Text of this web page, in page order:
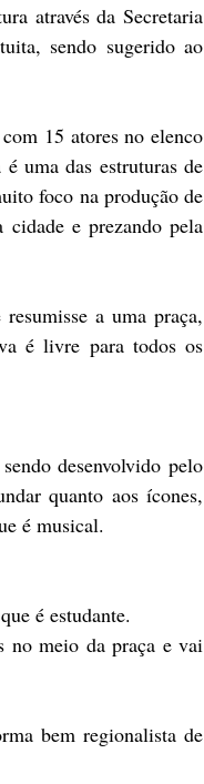
através da Secretaria
sendo sugerido ao
15 atores no elenco
uma das estruturas de
foco na produção de
cidade e prezando pela
a uma praça,
é livre para todos os
desenvolvido pelo
quanto aos ícones,
é musical.
é estudante.
no meio da praça e vai
bem regionalista de